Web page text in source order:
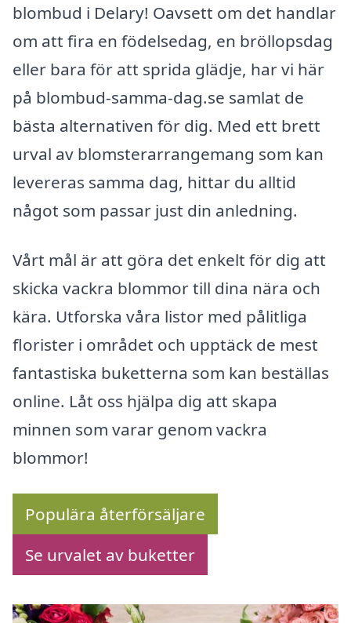
blombud i Delary! Oavsett om det handlar
om att fira en födelsedag, en bröllopsdag
eller bara för att sprida glädje, har vi här
på blombud-samma-dag.se samlat de
bästa alternativen för dig. Med ett brett
urval av blomsterarrangemang som kan
levereras samma dag, hittar du alltid
något som passar just din anledning.
Vårt mål är att göra det enkelt för dig att
skicka vackra blommor till dina nära och
kära. Utforska våra listor med pålitliga
florister i området och upptäck de mest
fantastiska buketterna som kan beställas
online. Låt oss hjälpa dig att skapa
minnen som varar genom vackra
blommor!
Populära återförsäljare
Se urvalet av buketter